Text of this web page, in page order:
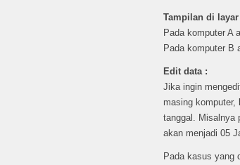
Tampilan di layar
Pada komputer A
Pada komputer B
Edit data :
Jika ingin
masing komputer,
tanggal. Misalnya
akan menjadi 05
Pada kasus yang